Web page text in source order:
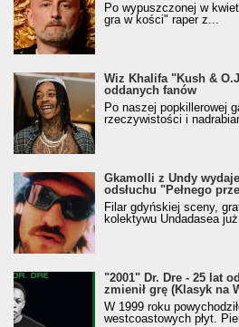
Po wypuszczonej w
gra w kości" raper z...
Wiz Khalifa "Kush &
oddanych fanów
Po naszej popkillerowej
rzeczywistości i
Gkamolli z Undy
odsłuchu "Pełnego
Filar gdyńskiej sceny,
kolektywu Undadasea
"2001" Dr. Dre - 25 lat
zmienił grę (Klasyk na
W 1999 roku
westcoastowych płyt.